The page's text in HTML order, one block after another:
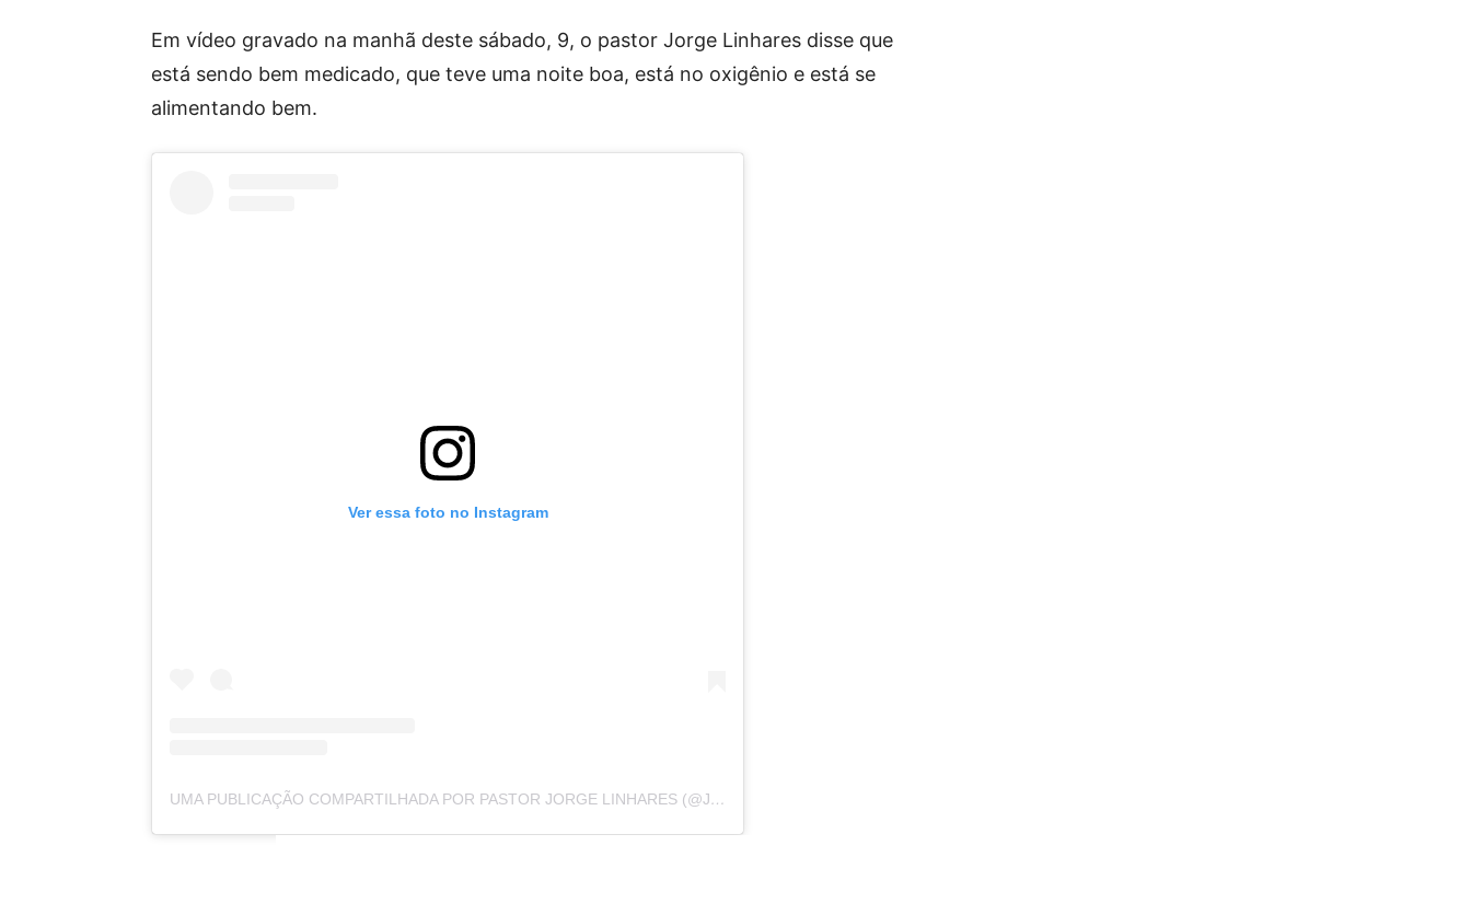
Em vídeo gravado na manhã deste sábado, 9, o pastor Jorge Linhares disse que
está sendo bem medicado, que teve uma noite boa, está no oxigênio e está se
alimentando bem.
Ver essa foto no Instagram
UMA PUBLICAÇÃO COMPARTILHADA POR PASTOR JORGE LINHARES (@JORGELINHARESOFICIAL)